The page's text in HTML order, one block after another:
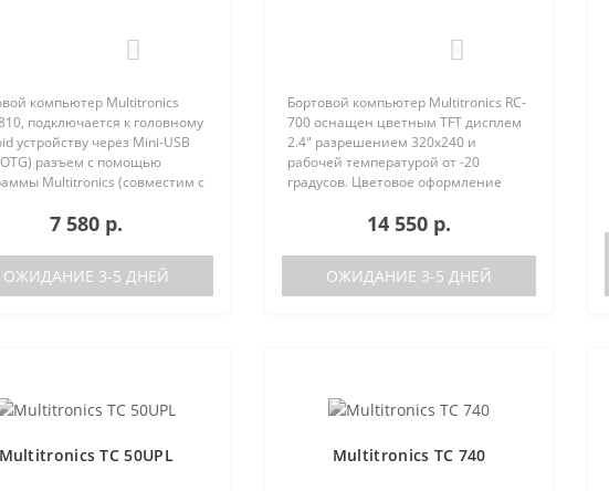
компьютер Multitronics
подключается к головному
устройству через Mini-USB
разъем с помощью
Multitronics (совместим с
MPC-810 по сравнению с
7 580 р.
ОЖИДАНИЕ 3-5 ДНЕЙ
Бортовой компьютер Multitronics RC-
700 оснащен цветным TFT дисплем
2.4" разрешением 320х240 и
рабочей температурой от -20
градусов. Цветовое оформление
пользователем индивидуально (по
предустановленн..
14 550 р.
ОЖИДАНИЕ 3-5 ДНЕЙ
Multitronics TC 50UPL Multitronics TC 740